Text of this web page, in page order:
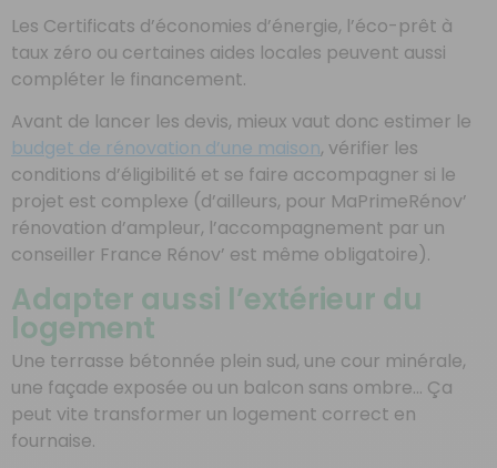
Les Certificats d’économies d’énergie, l’éco-prêt à
taux zéro ou certaines aides locales peuvent aussi
compléter le financement.
Avant de lancer les devis, mieux vaut donc estimer le
budget de rénovation d’une maison, vérifier les
conditions d’éligibilité et se faire accompagner si le
projet est complexe (d’ailleurs, pour MaPrimeRénov’
rénovation d’ampleur, l’accompagnement par un
conseiller France Rénov’ est même obligatoire).
Adapter aussi l’extérieur du
logement
Une terrasse bétonnée plein sud, une cour minérale,
une façade exposée ou un balcon sans ombre… Ça
peut vite transformer un logement correct en
fournaise.